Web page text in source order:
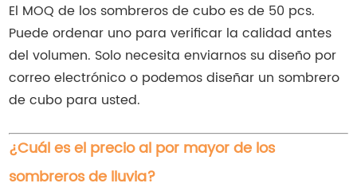
El MOQ de los sombreros de cubo es de 50 pcs.
Puede ordenar uno para verificar la calidad antes
del volumen. Solo necesita enviarnos su diseño por
correo electrónico o podemos diseñar un sombrero
de cubo para usted.
¿Cuál es el precio al por mayor de los
sombreros de lluvia?